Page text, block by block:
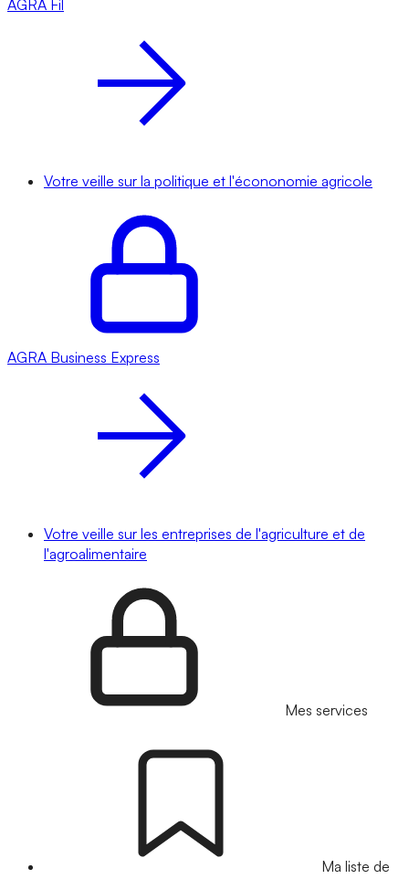
AGRA Fil
Votre veille sur la politique et l'écononomie agricole
AGRA Business Express
Votre veille sur les entreprises de l'agriculture et de
l'agroalimentaire
Mes services
Ma liste de